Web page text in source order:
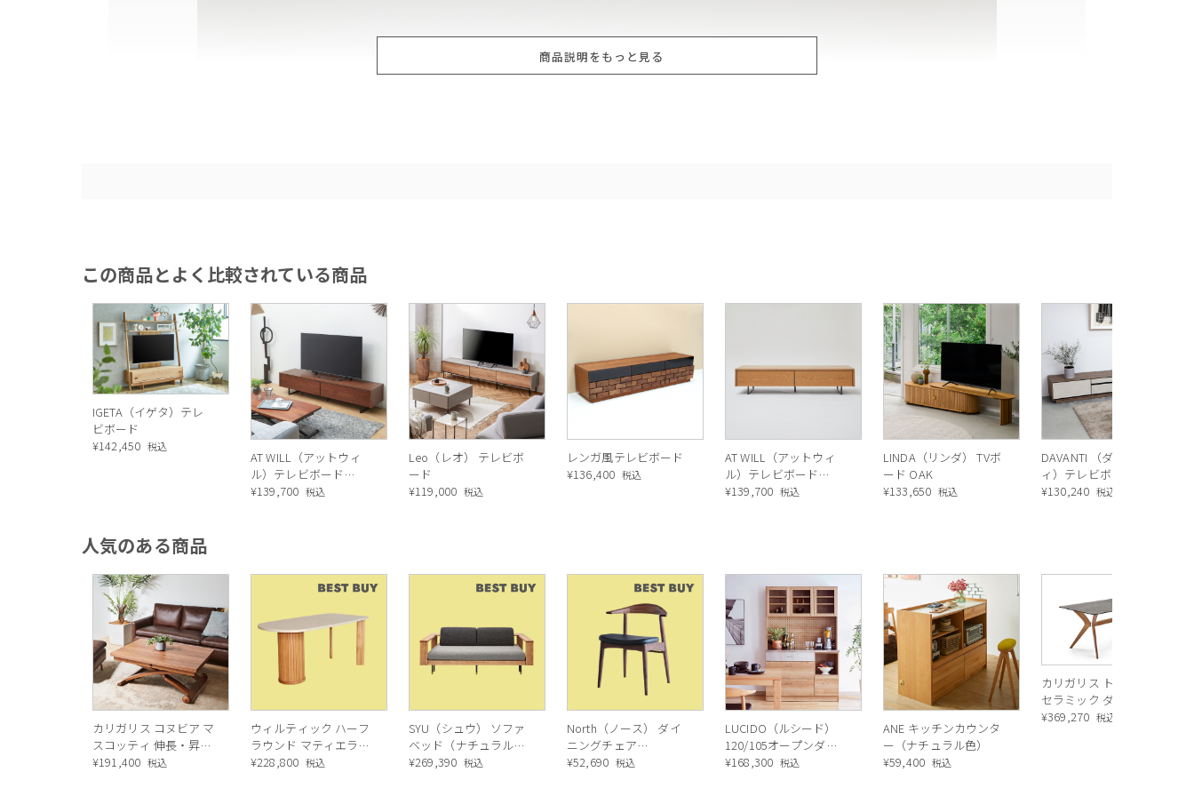
洗練されたデザイン
前板の木目を通すことで上質感を損なわず、シン
商品説明をもっと見る
この商品とよく比較されている商品
IGETA（イゲタ）テレ
ビボード
¥142,450 税込
AT WILL（アットウィ
ル）テレビボード
（WN）
¥139,700 税込
Leo（レオ） テレビボ
ード
¥119,000 税込
レンガ風テレビボード
¥136,400 税込
AT WILL（アットウィ
ル）テレビボード
（OAK）
¥139,700 税込
LINDA（リンダ） TVボ
ード OAK
¥133,650 税込
DAVANTI （ダヴァンテ
ィ）テレビボード
（MIW+IVC）
¥130,240 税込
人気のある商品
カリガリス コヌビア マ
スコッティ 伸長・昇降
式テーブル ／ Calligaris
¥191,400 税込
ウィルティック ハーフ
ラウンド マティエラ塗
装 ダイニングテーブル
¥228,800 税込
SYU（シュウ） ソファ
ベッド（ナチュラル）
190cm
¥269,390 税込
North（ノース） ダイ
ニングチェア
AC02（ウォールナッ
¥52,690 税込
LUCIDO（ルシード）
120/105オープンダイ
ニングボード ナチュラ
¥168,300 税込
ANE キッチンカウンタ
ー（ナチュラル色）
¥59,400 税込
カリガリス トウキョウ
セラミック ダイニング
テーブル ／ Calligaris
¥369,270 税込